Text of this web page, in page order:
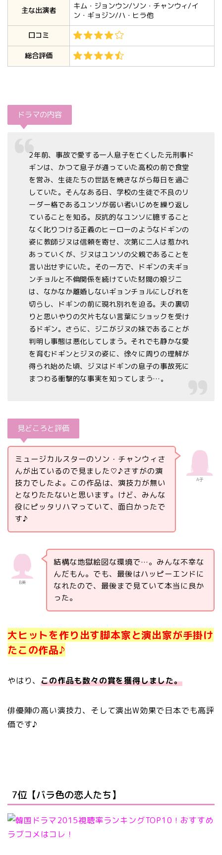
主な出演者
キム・ジョンウン/ソン・チャンウィ/イ
ン・ギョジン/ハ・ヒラ他
口コミ
総合評価
ドラマの内容
2年前、事故で愛する一人息子を亡くした元刑事ド
ギンは、かつて息子が通っていた高校の前で食堂
を営み、生徒たちの世話を焼きながら毎日を過ご
していた。そんなある日、学校の生徒で不良のリ
ーダー格であるユンソが弱い者いじめを繰り返し
ていることを知る。反抗的なユンソに臆すること
なく叱りつける正義のヒーローのようなドギンの
姿に教師ジヌは信頼を寄せ、次第に二人は惹かれ
あっていくが、ジヌはユンソの父親であることを
言い出せずにいた。その一方で、ドギンの夫ギョ
ンチョルと不倫関係を続けていた財閥の娘ジニ
は、なかなか離婚しないギョンチョルにしびれを
切らし、ドギンの前に現れ別れを迫る。夫の裏切
りと思いやりの欠片もない言葉にショックを受け
るドギン。さらに、ジニがジヌの妹であることが
判明し事態は悪化してしまう。それでも静かな愛
を育むドギンとジヌの姿に、徐々に周りの理解が
得られ始めた頃、ジヌはドギンの息子の事故死に
まつわる衝撃的な事実を知ってしまう…。
見どころと評価
A子
ミュージカルスターのソン・チャンウィさ
んが出ているので見ました♡♪さすがの演
技力でしたよ。この作品は、演技力が無い
となりたたないと思います。けど、みんな
役にピッタリハマっていて、面白かったで
す♪
B美
結構な地獄絵図な環境で…。みんな不幸な
んだもん。でも、最後はハッピーエンドに
なれたので、最後まで見ていて本当に良か
った。
大ヒットを作り出す脚本家と演出家が手掛け
たこの作品♪
やはり、この作品も数々の賞を獲得しました。
俳優陣の高い演技力、そして演出W効果で日本でも高評
価です♪
7位【バラ色の恋人たち】